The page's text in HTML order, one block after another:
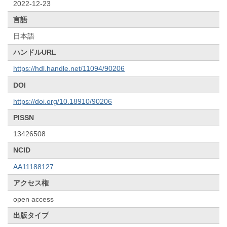
2022-12-23
言語
日本語
ハンドルURL
https://hdl.handle.net/11094/90206
DOI
https://doi.org/10.18910/90206
PISSN
13426508
NCID
AA11188127
アクセス権
open access
出版タイプ